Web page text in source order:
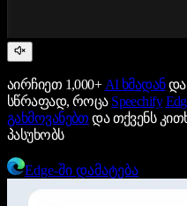
აირჩიეთ 1,000+ AI ხმადანდა
სწრაფად, როცა Speechify
გახმოვანებთ და თქვენს
პასუხობს
Edge-ში დამატება